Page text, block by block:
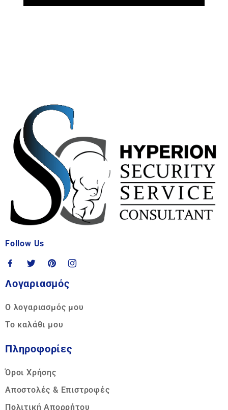
Follow Us
Λογαριασμός
Ο λογαριασμός μου
Το καλάθι μου
Πληροφορίες
Όροι Χρήσης
Αποστολές & Επιστροφές
Πολιτική Απορρήτου